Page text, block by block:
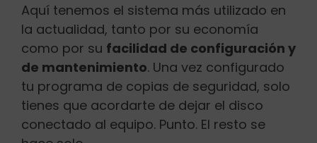
Aquí tenemos el sistema más utilizado en
la actualidad, tanto por su economía
como por su facilidad de configuración y
de mantenimiento. Una vez configurado
tu programa de copias de seguridad, solo
tienes que acordarte de dejar el disco
conectado al equipo. Punto. El resto se